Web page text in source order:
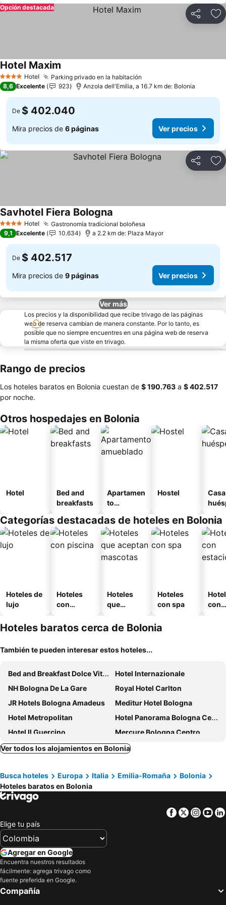
Compartir
Opción destacada
4 EstrellasHotel Parking privado en la habitación
Hotel Maxim
8,6 Excelente 923 Anzola dell'Emilia, a 16.7 km de: Bolonia
De $ 402.040
Mira precios de 6 páginas Ver precios
Compartir
4 EstrellasHotel Gastronomía tradicional boloñesa
Savhotel Fiera Bologna
9,1 Excelente 10.634 a 2.2 km de: Plaza Mayor
De $ 402.517
Mira precios de 9 páginas Ver precios
Ver más
Los precios y la disponibilidad que recibe trivago de las páginas
web de reserva cambian de manera constante. Por lo tanto, es
posible que no siempre encuentres en una página web de reserva
la misma oferta que viste en trivago.
Rango de precios
Los hoteles baratos en Bolonia cuestan de ‎$ 190.763 a ‎$ 402.517
por noche.
Otros hospedajes en Bolonia
Hotel
Bed and
breakfasts
Apartamen
to
o
Hostel
Categorías destacadas de hoteles en Bolonia
Hoteles de
lujo
Hoteles
con
Hoteles
que
mascotas
Hoteles
con spa
con
Hoteles baratos cerca de Bolonia
También te pueden interesar estos hoteles...
Bed and Breakfast Dolce Vita Bologna
Hotel Internazionale
NH Bologna De La Gare
Royal Hotel Carlton
JR Hotels Bologna Amadeus
Meditur Hotel Bologna
Hotel Metropolitan
Hotel Panorama Bologna Centro
Hotel Il Guercino
Mercure Bologna Centro
Hotel Cavour
NH Bologna Villanova
Grand Hotel Elite
The Social Hub Bologna
Hotel Maggiore
Starhotels Excelsior
Ostello Bello Bologna
Hotel & Meeting Centergross
Grand Hotel Majestic già Baglioni
Smy Bologna Centrale
FlyOn Hotel & Conference Center
The Sydney Hotel
Relais Bellaria Hotel & Congressi
Hotel Astor
Ver todos los alojamientos en Bolonia
Busca hoteles Europa Italia Emilia-Romaña
Bolonia
Hoteles baratos en Bolonia
Facebook
Twitter
Elige tu país
Agregar en Google
Encuentra nuestros resultados
fácilmente: agrega trivago como
fuente preferida en Google.
Compañía